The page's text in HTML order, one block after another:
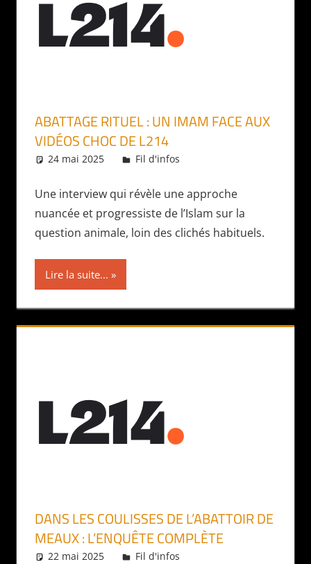
ABATTAGE RITUEL : UN IMAM FACE AUX
VIDÉOS CHOC DE L214
24 mai 2025 Daniel
Fil d'infos
Une interview qui révèle une approche
nuancée et progressiste de l’Islam sur la
question animale, loin des clichés habituels.
Lire la suite...
DANS LES COULISSES DE L’ABATTOIR DE
MEAUX : L’ENQUÊTE COMPLÈTE
22 mai 2025 Daniel
Fil d'infos